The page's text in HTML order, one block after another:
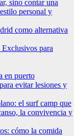
sino contar una
personal y
como alternativa
para
en puerto
evitar lesiones y
el surf camp que
la convivencia y
cómo la comida